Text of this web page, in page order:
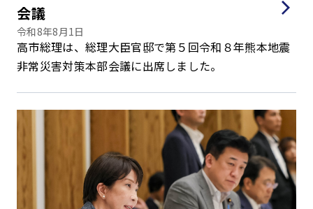
会議
令和8年8月1日
高市総理は、総理大臣官邸で第５回令和８年熊本地震
非常災害対策本部会議に出席しました。